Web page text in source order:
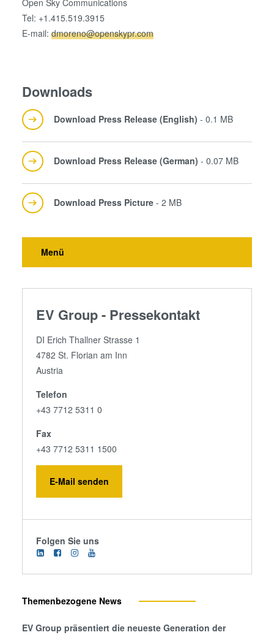
Open Sky Communications
Tel: +1.415.519.3915
E-mail:dmoreno@openskypr.com
Downloads
Download Press Release (English) - 0.1 MB
Download Press Release (German) - 0.07 MB
Download Press Picture - 2 MB
Menü
EV Group - Pressekontakt
DI Erich Thallner Strasse 1
4782 St. Florian am Inn
Austria
Telefon
+43 7712 5311 0
Fax
+43 7712 5311 1500
E-Mail senden
Folgen Sie uns
Themenbezogene News
EV Group präsentiert die neueste Generation der